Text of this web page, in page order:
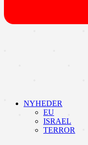
NYHEDER
EU
ISRAEL
TERROR